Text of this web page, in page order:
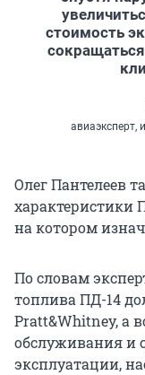
стоимость
авиаэксперт,
Олег Пантелеев
характеристики
на котором
По словам
топлива ПД-14
Pratt&Whitney, а
обслуживания и
эксплуатации,